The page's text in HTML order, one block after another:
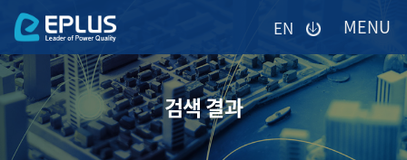
입력하시면
답변
등록
답변이
전송됩니다.
EN
검색 결과